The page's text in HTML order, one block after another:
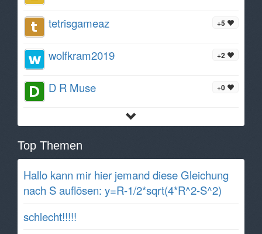
+5
tetrisgameaz
+2
wolfkram2019
+0
D R Muse
Top Themen
Hallo kann mir hier jemand diese Gleichung
nach S auflösen: y=R-1/2*sqrt(4*R^2-S^2)
schlecht!!!!!